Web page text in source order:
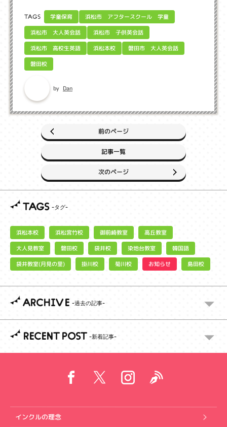
TAGS 学童保育 浜松市 アフタースクール 学童
浜松市 大人英会話
浜松市 子供英会話
浜松市 高校生英語
浜松本校 磐田市 大人英会話
磐田校
by Dan
前のページ
記事一覧
次のページ
TAGS
浜松本校 浜松宮竹校 御前崎教室 高丘教室
大人見教室 磐田校 袋井校 染地台教室 韓国語
袋井教室(月見の里) 掛川校 菊川校 お知らせ 島田校
ARCHIVE
RECENT POST
インクルの理念